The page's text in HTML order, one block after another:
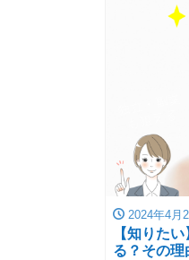
2024年4月
【知りた
る？その理